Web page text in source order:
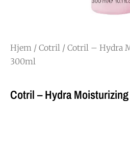
Hjem / Cotril / Cotril – Hydra
300ml
Cotril – Hydra